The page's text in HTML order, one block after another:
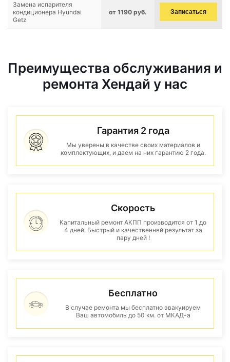
Замена испарителя
кондиционера Hyundai
Getz
от 1190 руб. Записаться
Преимущества обслуживания и
ремонта Хендай у нас
Гарантия 2 года
Мы уверены в качестве своих материалов и
комплектующих, и даем на них гарантию 2 года.
Скорость
Капитальный ремонт АКПП производится от 1 до
4 дней. Быстрый и качественнвй результат за
пару дней !
Бесплатно
В случае ремонта мы бесплатно эвакуируем
Ваш автомобиль до 50 км. от МКАД-а